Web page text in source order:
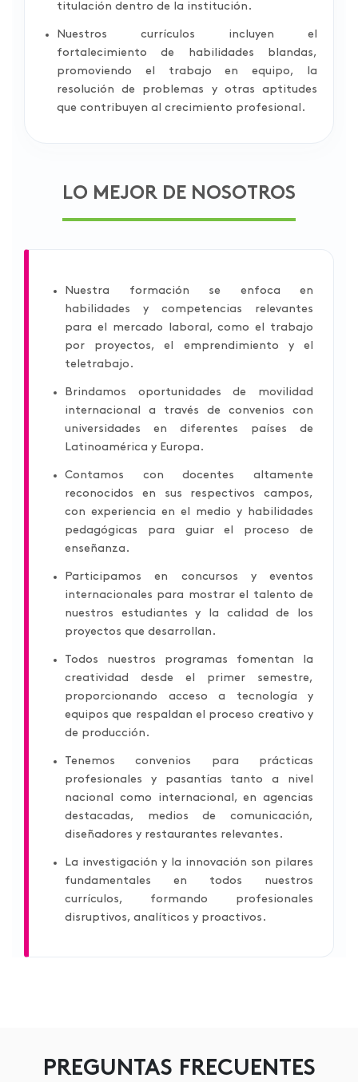
titulación dentro de la institución.
Nuestros currículos incluyen el
fortalecimiento de habilidades blandas,
promoviendo el trabajo en equipo, la
resolución de problemas y otras aptitudes
que contribuyen al crecimiento profesional.
LO MEJOR DE NOSOTROS
Nuestra formación se enfoca en
habilidades y competencias relevantes
para el mercado laboral, como el trabajo
por proyectos, el emprendimiento y el
teletrabajo.
Brindamos oportunidades de movilidad
internacional a través de convenios con
universidades en diferentes países de
Latinoamérica y Europa.
Contamos con docentes altamente
reconocidos en sus respectivos campos,
con experiencia en el medio y habilidades
pedagógicas para guiar el proceso de
enseñanza.
Participamos en concursos y eventos
internacionales para mostrar el talento de
nuestros estudiantes y la calidad de los
proyectos que desarrollan.
Todos nuestros programas fomentan la
creatividad desde el primer semestre,
proporcionando acceso a tecnología y
equipos que respaldan el proceso creativo y
de producción.
Tenemos convenios para prácticas
profesionales y pasantías tanto a nivel
nacional como internacional, en agencias
destacadas, medios de comunicación,
diseñadores y restaurantes relevantes.
La investigación y la innovación son pilares
fundamentales en todos nuestros
currículos, formando profesionales
disruptivos, analíticos y proactivos.
PREGUNTAS FRECUENTES